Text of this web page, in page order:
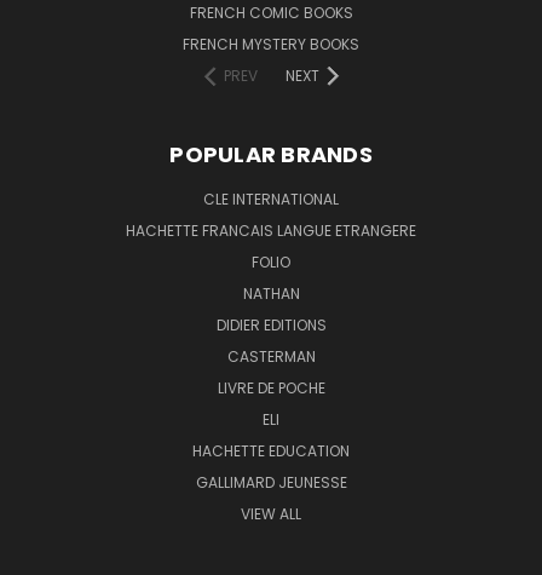
FRENCH COMIC BOOKS
FRENCH MYSTERY BOOKS
PREV
NEXT
POPULAR BRANDS
CLE INTERNATIONAL
HACHETTE FRANCAIS LANGUE ETRANGERE
FOLIO
NATHAN
DIDIER EDITIONS
CASTERMAN
LIVRE DE POCHE
ELI
HACHETTE EDUCATION
GALLIMARD JEUNESSE
VIEW ALL